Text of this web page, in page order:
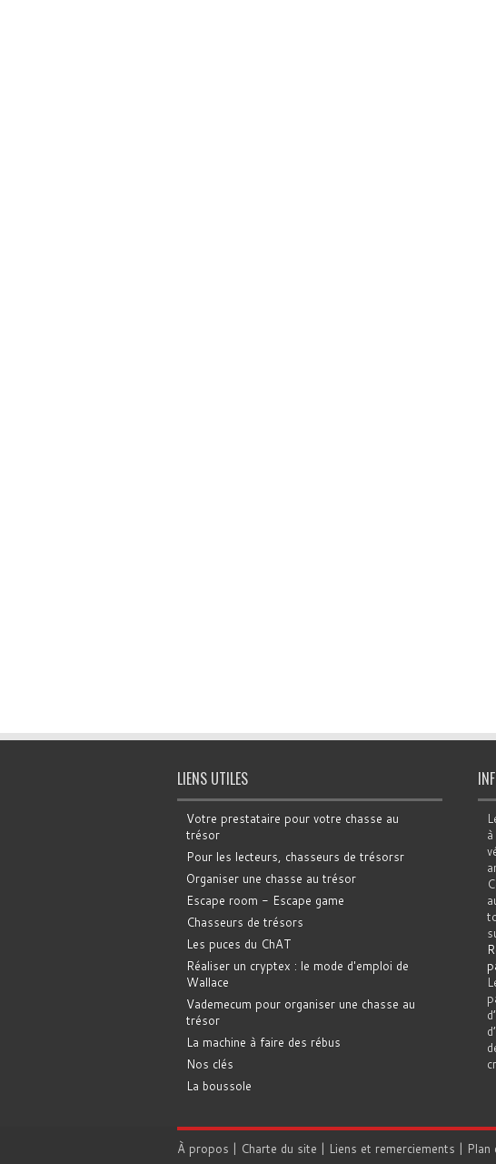
LIENS UTILES
Votre prestataire pour votre chasse au
trésor
Pour les lecteurs, chasseurs de trésorsr
Organiser une chasse au trésor
Escape room - Escape game
Chasseurs de trésors
Les puces du ChAT
Réaliser un cryptex : le mode d'emploi de
Wallace
Vademecum pour organiser une chasse au
trésor
La machine à faire des rébus
Nos clés
La boussole
À propos | Charte du site | Liens et remerciements | Plan